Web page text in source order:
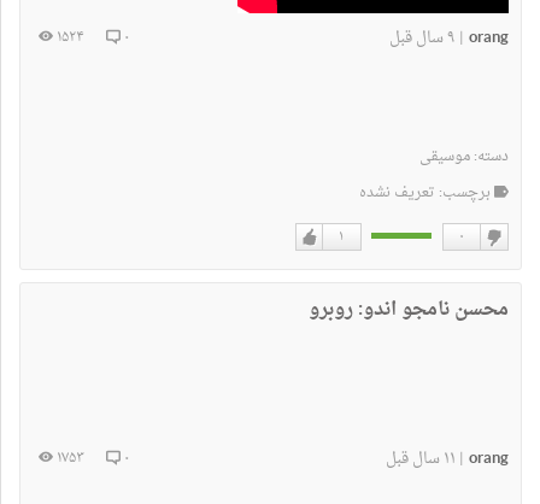
orang
| ۹ سال قبل ۰ ۱۵۲۴
دسته:موسیقی
برچسب: تعریف نشده
۱ ۰
محسن نامجو اندو: روبرو
orang
| ۱۱ سال قبل ۰ ۱۷۵۳